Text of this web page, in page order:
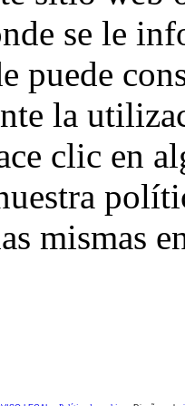
se le
puede
la
clic en
mismas